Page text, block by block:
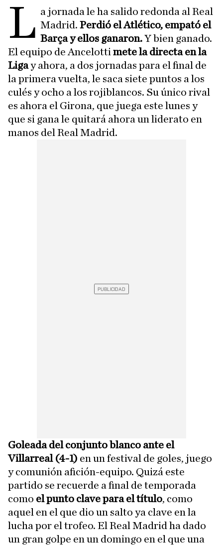
L a jornada le ha salido redonda al Real
Madrid. Perdió el Atlético, empató el
Barça y ellos ganaron.Y bien ganado.
El equipo de Ancelotti mete la directa en la
Ligay ahora, a dos jornadas para el final de
la primera vuelta, le saca siete puntos a los
culés y ocho a los rojiblancos. Su único rival
es ahora el Girona, que juega este lunes y
que si gana le quitará ahora un liderato en
manos del Real Madrid.
Goleada del conjunto blanco ante el
Villarreal (4-1) en un festival de goles, juego
y comunión afición-equipo. Quizá este
partido se recuerde a final de temporada
como el punto clave para el título, como
aquel en el que dio un salto ya clave en la
lucha por el trofeo. El Real Madrid ha dado
un gran golpe en un domingo en el que una